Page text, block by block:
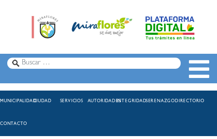
MUNICIPALIDADCIUDAD SERVICIOS AUTORIDADESINTEGRIDADSERENAZGODIRECTORIO
CONTACTO